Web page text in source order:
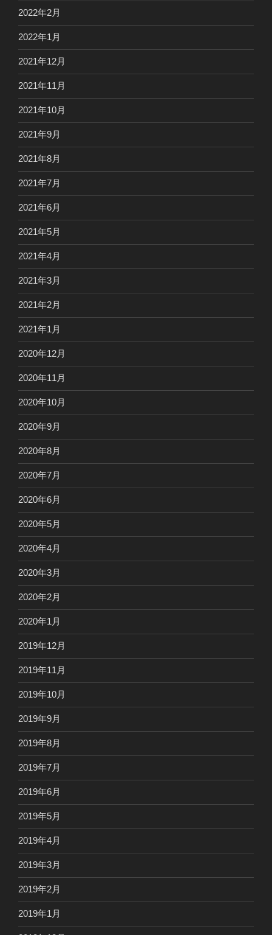
2022年2月
2022年1月
2021年12月
2021年11月
2021年10月
2021年9月
2021年8月
2021年7月
2021年6月
2021年5月
2021年4月
2021年3月
2021年2月
2021年1月
2020年12月
2020年11月
2020年10月
2020年9月
2020年8月
2020年7月
2020年6月
2020年5月
2020年4月
2020年3月
2020年2月
2020年1月
2019年12月
2019年11月
2019年10月
2019年9月
2019年8月
2019年7月
2019年6月
2019年5月
2019年4月
2019年3月
2019年2月
2019年1月